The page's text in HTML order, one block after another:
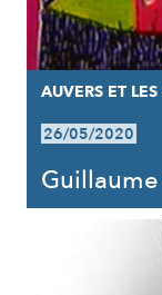
AUVERS ET LES
26/05/2020